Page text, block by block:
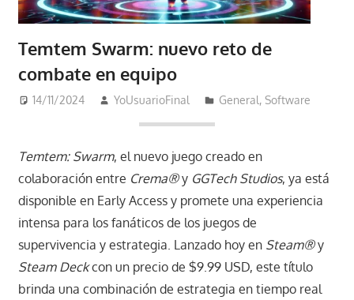
Temtem Swarm: nuevo reto de
combate en equipo
14/11/2024 YoUsuarioFinal General,Software
Temtem: Swarm, el nuevo juego creado en
colaboración entre Crema®y GGTech Studios, ya está
disponible en Early Access y promete una experiencia
intensa para los fanáticos de los juegos de
supervivencia y estrategia. Lanzado hoy en Steam®y
Steam Deckcon un precio de $9.99 USD, este título
brinda una combinación de estrategia en tiempo real